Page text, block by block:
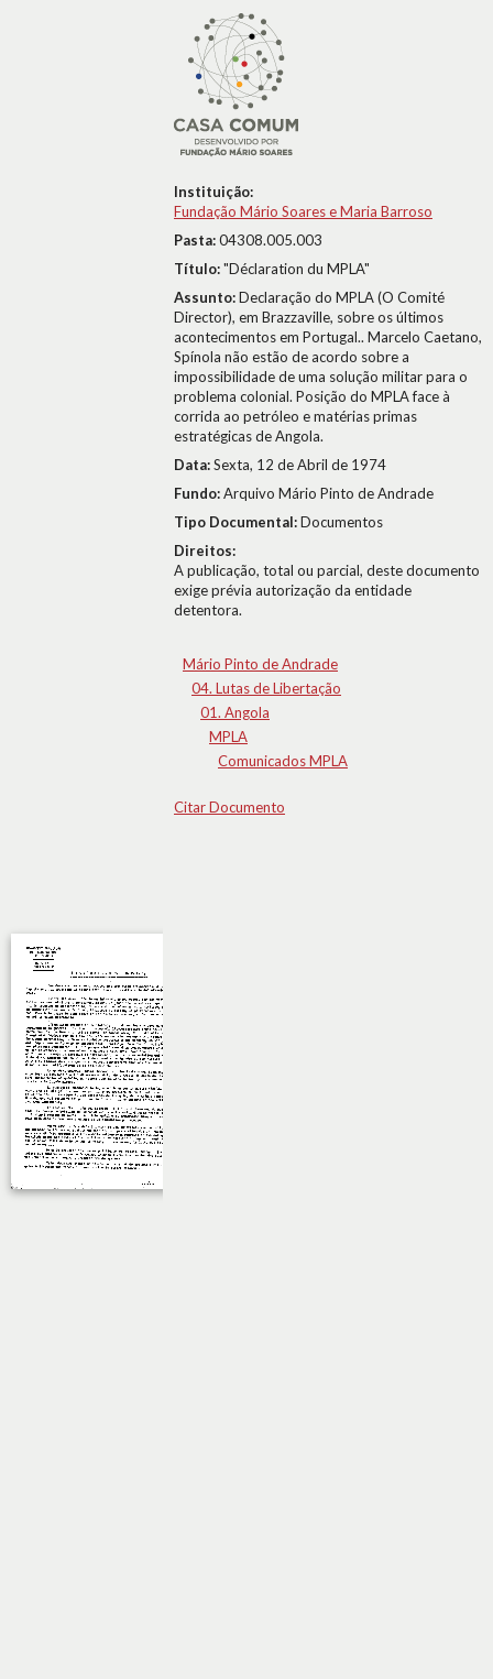
Instituição:
Fundação Mário Soares e Maria Barroso
Pasta:04308.005.003
Título:"Déclaration du MPLA"
Assunto:Declaração do MPLA (O Comité
Director), em Brazzaville, sobre os últimos
acontecimentos em Portugal.. Marcelo Caetano,
Spínola não estão de acordo sobre a
impossibilidade de uma solução militar para o
problema colonial. Posição do MPLA face à
corrida ao petróleo e matérias primas
estratégicas de Angola.
Data:Sexta, 12 de Abril de 1974
Fundo:Arquivo Mário Pinto de Andrade
Tipo Documental:Documentos
Direitos:
A publicação, total ou parcial, deste documento
exige prévia autorização da entidade
detentora.
Mário Pinto de Andrade
04. Lutas de Libertação
01. Angola
MPLA
Comunicados MPLA
Citar Documento